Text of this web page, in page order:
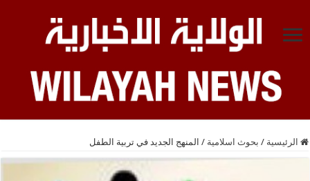
الرئيسية / بحوث اسلامية / المنهج الجديد في تربية الطفل